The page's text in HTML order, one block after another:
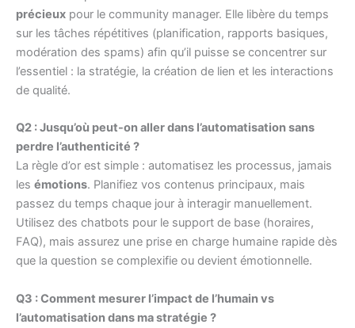
précieux pour le community manager. Elle libère du temps
sur les tâches répétitives (planification, rapports basiques,
modération des spams) afin qu’il puisse se concentrer sur
l’essentiel : la stratégie, la création de lien et les interactions
de qualité.
Q2 : Jusqu’où peut-on aller dans l’automatisation sans
perdre l’authenticité ?
La règle d’or est simple : automatisez les processus, jamais
les émotions. Planifiez vos contenus principaux, mais
passez du temps chaque jour à interagir manuellement.
Utilisez des chatbots pour le support de base (horaires,
FAQ), mais assurez une prise en charge humaine rapide dès
que la question se complexifie ou devient émotionnelle.
Q3 : Comment mesurer l’impact de l’humain vs
l’automatisation dans ma stratégie ?